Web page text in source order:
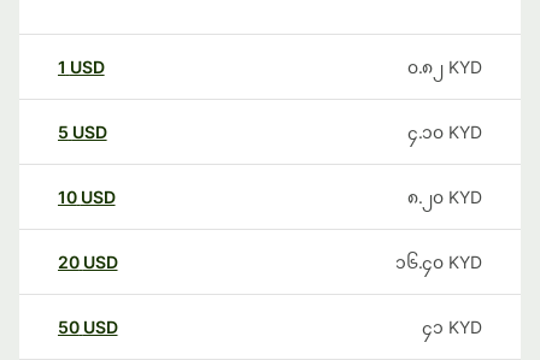
1 USD ၀.၈၂ KYD
5 USD ၄.၁၀ KYD
10 USD ၈.၂၀ KYD
20 USD ၁၆.၄၀ KYD
50 USD ၄၁ KYD